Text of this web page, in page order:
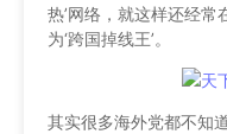
热’网络，就这样还经
为‘跨国掉线王’。
其实很多海外党都不知